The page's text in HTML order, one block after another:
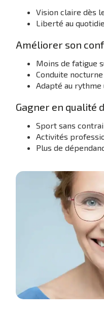
Vision claire dès
Liberté au
Améliorer son
Moins de fatigue
Conduite
Adapté au
Gagner en qualité
Sport sans
Activités
Plus de